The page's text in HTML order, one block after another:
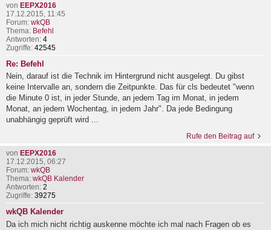
von EEPX2016
17.12.2015, 11:45
Forum: wkQB
Thema: Befehl
Antworten: 4
Zugriffe: 42545
Re: Befehl
Nein, darauf ist die Technik im Hintergrund nicht ausgelegt. Du gibst
keine Intervalle an, sondern die Zeitpunkte. Das für cls bedeutet "wenn
die Minute 0 ist, in jeder Stunde, an jedem Tag im Monat, in jedem
Monat, an jedem Wochentag, in jedem Jahr". Da jede Bedingung
unabhängig geprüft wird ...
Rufe den Beitrag auf
von EEPX2016
17.12.2015, 06:27
Forum: wkQB
Thema: wkQB Kalender
Antworten: 2
Zugriffe: 39275
wkQB Kalender
Da ich mich nicht richtig auskenne möchte ich mal nach Fragen ob es